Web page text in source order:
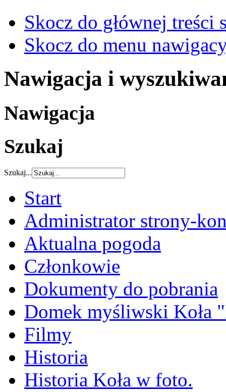
Skocz do głównej treści
Skocz do menu
Nawigacja i
Nawigacja
Szukaj
Szukaj...
Start
Administrator strony-
Aktualna pogoda
Członkowie
Dokumenty do pobrania
Domek myśliwski Koła
Filmy
Historia
Historia Koła w foto.